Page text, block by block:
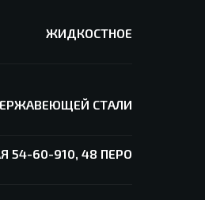
ЖИДКОСТНОЕ
СТАЛИ
54-60-910, 48 ПЕРО